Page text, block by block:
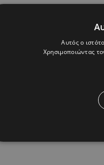
Αυτός ο
Χρησιμοποιώντας